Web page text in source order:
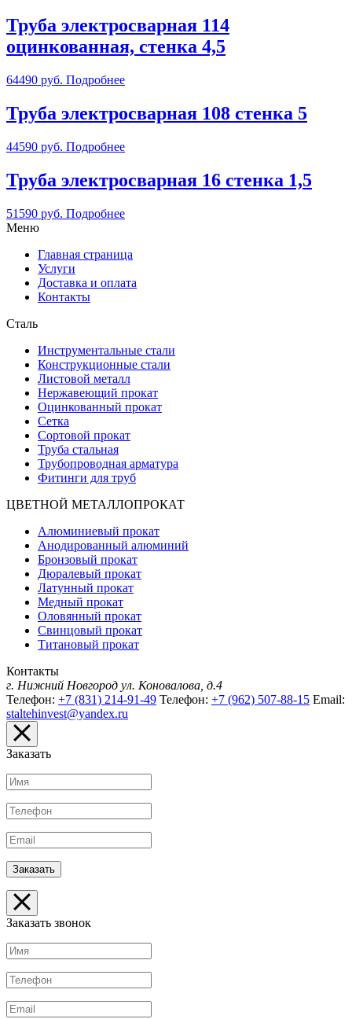
Труба электросварная 114
оцинкованная, стенка 4,5
64490 руб. Подробнее
Труба электросварная 108 стенка 5
44590 руб. Подробнее
Труба электросварная 16 стенка 1,5
51590 руб. Подробнее
Меню
Главная страница
Услуги
Доставка и оплата
Контакты
Сталь
Инструментальные стали
Конструкционные стали
Листовой металл
Нержавеющий прокат
Оцинкованный прокат
Сетка
Сортовой прокат
Труба стальная
Трубопроводная арматура
Фитинги для труб
ЦВЕТНОЙ МЕТАЛЛОПРОКАТ
Алюминиевый прокат
Анодированный алюминий
Бронзовый прокат
Дюралевый прокат
Латунный прокат
Медный прокат
Оловянный прокат
Свинцовый прокат
Титановый прокат
Контакты
г. Нижний Новгород ул. Коновалова, д.4
Телефон: +7 (831) 214-91-49 Телефон: +7 (962) 507-88-15 Email:
staltehinvest@yandex.ru
Заказать
Заказать звонок